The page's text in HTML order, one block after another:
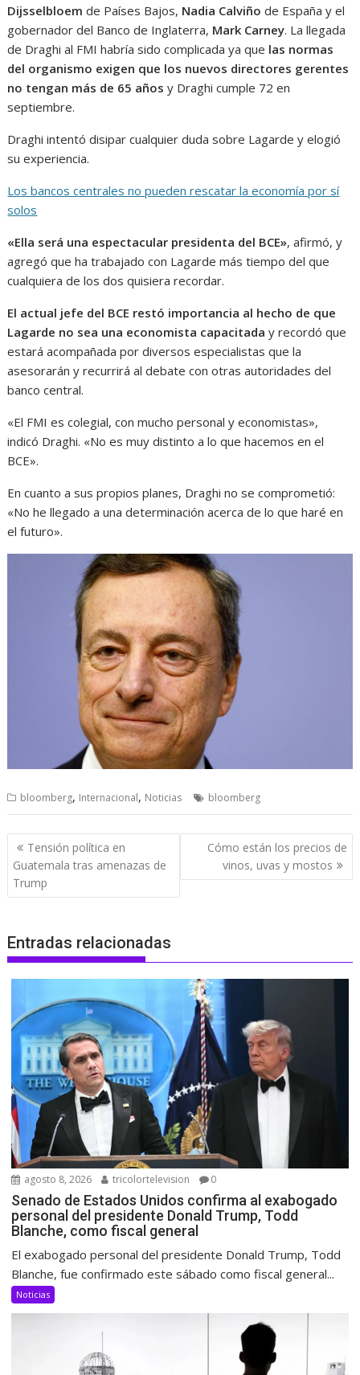
Dijsselbloem de Países Bajos, Nadia Calviño de España y el
gobernador del Banco de Inglaterra, Mark Carney. La llegada
de Draghi al FMI habría sido complicada ya que las normas
del organismo exigen que los nuevos directores gerentes
no tengan más de 65 años y Draghi cumple 72 en
septiembre.
Draghi intentó disipar cualquier duda sobre Lagarde y elogió
su experiencia.
Los bancos centrales no pueden rescatar la economía por sí
solos
«Ella será una espectacular presidenta del BCE», afirmó, y
agregó que ha trabajado con Lagarde más tiempo del que
cualquiera de los dos quisiera recordar.
El actual jefe del BCE restó importancia al hecho de que
Lagarde no sea una economista capacitada y recordó que
estará acompañada por diversos especialistas que la
asesorarán y recurrirá al debate con otras autoridades del
banco central.
«El FMI es colegial, con mucho personal y economistas»,
indicó Draghi. «No es muy distinto a lo que hacemos en el
BCE».
En cuanto a sus propios planes, Draghi no se comprometió:
«No he llegado a una determinación acerca de lo que haré en
el futuro».
bloomberg, Internacional, Noticias bloomberg
Navegación
de
entradas
Tensión política en
Guatemala tras amenazas de
Trump
Cómo están los precios de
vinos, uvas y mostos
Entradas relacionadas
agosto 8, 2026 tricolortelevision 0
Senado de Estados Unidos confirma al exabogado
personal del presidente Donald Trump, Todd
Blanche, como fiscal general
El exabogado personal del presidente Donald Trump, Todd
Blanche, fue confirmado este sábado como fiscal general...
Noticias